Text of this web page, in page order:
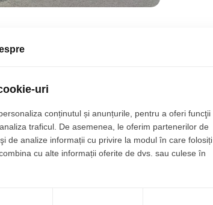
uri
conținutul și anunțurile, pentru a oferi funcţii
traficul. De asemenea, le oferim partenerilor de
de analize informații cu privire la modul în care folosiți
cu alte informații oferite de dvs. sau culese în